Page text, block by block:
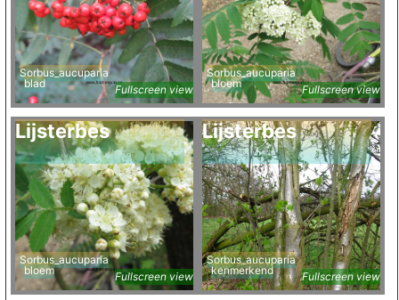
Sorbus_aucuparia
blad
Fullscreen view
Sorbus_aucuparia
bloem
Fullscreen view
Lijsterbes
Sorbus_aucuparia
bloem
Fullscreen view
Lijsterbes
Sorbus_aucuparia
kenmerkend
Fullscreen view